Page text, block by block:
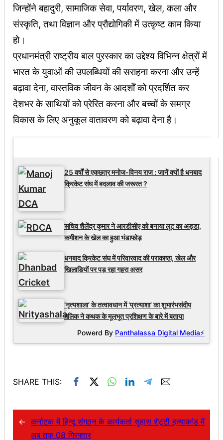
जिन्होंने बहादुरी, सामाजिक सेवा, पर्यावरण, खेल, कला और
संस्कृति, तथा विज्ञान और प्रौद्योगिकी में उत्कृष्ट काम किया
हो।
प्रधानमंत्री राष्ट्रीय बाल पुरस्कार का उद्देश्य विभिन्न क्षेत्रों में
भारत के युवाओं की उपलब्धियों की सराहना करना और उन्हें
बढ़ावा देना, वास्तविक जीवन के आदर्शों को प्रदर्शित कर
देशभर के साथियों को प्रेरित करना और बच्चों के समग्र
विकास के लिए अनुकूल वातावरण को बढ़ावा देना है।
25 वर्षों से एकछत्र मनोज-विनय राज : जानें क्यों है धनबाद
क्रिकेट संघ में बदलाव की जरूरत ?
सचिव शैलेंद्र कुमार ने आरडीसीए को बनाया लूट का अड्डा,
कमीशन के खेल का हुआ भंडाफोड़
धनबाद क्रिकेट संघ में परिवारवाद की पराकाष्ठा, खेल और
खिलाड़ियों पर पड़ रहा गहरा असर
‘नृत्यशाला’ के तत्वावधान में ‘प्रत्याशा’ का शुभारंभसंदीप
मलिक ने कथक के मूलभूत प्रशिक्षण के बारे में बताया
Powerd By Panthalassa Digital Media⚡
SHARE THIS:
← कर्नाटक में हिन्दू संगठन के कार्यकर्ता सुहास शेट्टी हत्याकांड में
अब तक 08 गिरफ्तार